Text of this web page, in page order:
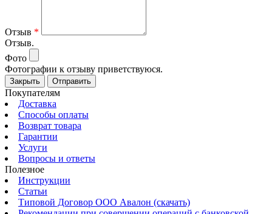
Отзыв *
Отзыв.
Фото
Фотографии к отзыву приветствуюся.
Закрыть Отправить
Покупателям
Доставка
Способы оплаты
Возврат товара
Гарантии
Услуги
Вопросы и ответы
Полезное
Инструкции
Статьи
Типовой Договор ООО Авалон (скачать)